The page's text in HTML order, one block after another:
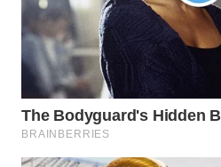
WN
BORNEO
Wahana
Media
Group